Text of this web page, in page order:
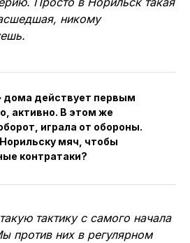
никому
действует первым
активно. В этом же
играла от обороны.
мяч, чтобы
контратаки?
тактику с самого начала
против них в регулярном